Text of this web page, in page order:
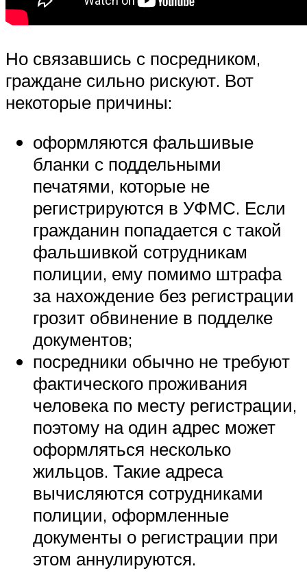
Но связавшись с посредником,
граждане сильно рискуют. Вот
некоторые причины:
оформляются фальшивые
бланки с поддельными
печатями, которые не
регистрируются в УФМС. Если
гражданин попадается с такой
фальшивкой сотрудникам
полиции, ему помимо штрафа
за нахождение без регистрации
грозит обвинение в подделке
документов;
посредники обычно не требуют
фактического проживания
человека по месту регистрации,
поэтому на один адрес может
оформляться несколько
жильцов. Такие адреса
вычисляются сотрудниками
полиции, оформленные
документы о регистрации при
этом аннулируются.